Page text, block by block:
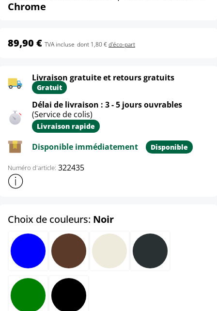
Chrome
89,90 € TVA incluse dont 1,80 €d'éco-part
Livraison gratuite et retours gratuits
Gratuit
Délai de livraison : 3 - 5 jours ouvrables
(Service de colis)
Livraison rapide
Disponible immédiatement Disponible
Numéro d'article: 322435
Afficher plus d'informations sur le produit
Choix de couleurs: Noirselect
Marron Crème Gris foncé